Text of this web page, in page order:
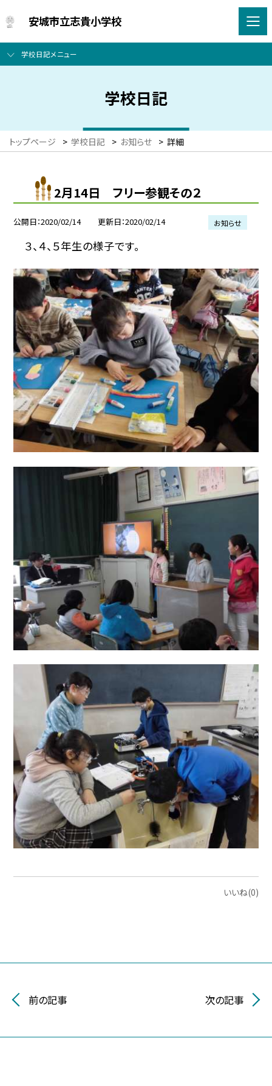
安城市立志貴小学校
学校日記メニュー
学校日記
トップページ > 学校日記 > お知らせ > 詳細
2月14日 フリー参観その２
公開日 2020/02/14 更新日 2020/02/14 お知らせ
３、４、５年生の様子です。
いいね(0)
前の記事 次の記事